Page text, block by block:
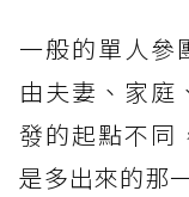
一般的單人參
由夫妻、家庭
發的起點不同
是多出來的那